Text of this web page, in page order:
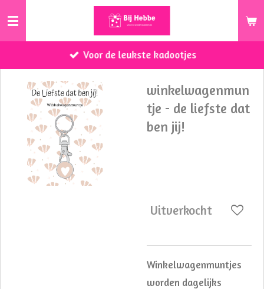
Ga
de
hoofdinhoud
Voor de leukste kadootjes
winkelwagenmun
tje - de liefste dat
ben jij!
Uitverkocht
Winkelwagenmuntjes
worden dagelijks